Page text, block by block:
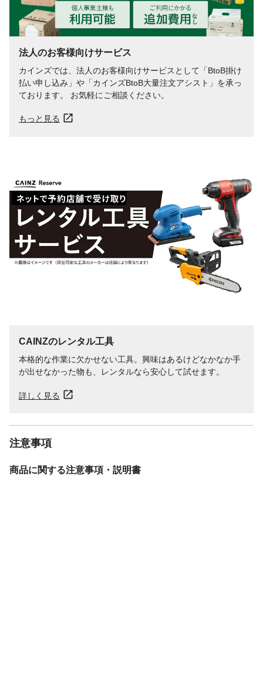
法人のお客様向けサービス
カインズでは、法人のお客様向けサービスとして「BtoB掛け
払い申し込み」や「カインズBtoB大量注文アシスト」を承っ
ております。 お気軽にご相談ください。
もっと見る
CAINZのレンタル工具
本格的な作業に欠かせない工具。興味はあるけどなかなか手
が出せなかった物も、レンタルなら安心して試せます。
詳しく見る
注意事項
商品に関する注意事項・説明書